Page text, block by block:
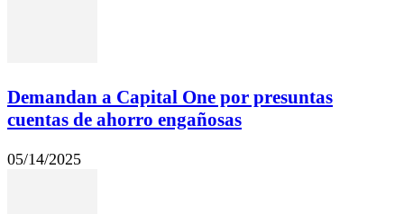
Demandan a Capital One por presuntas
cuentas de ahorro engañosas
05/14/2025